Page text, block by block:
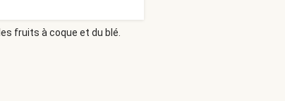
fruits à coque et du blé.